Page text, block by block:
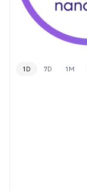
1D 7D 1M